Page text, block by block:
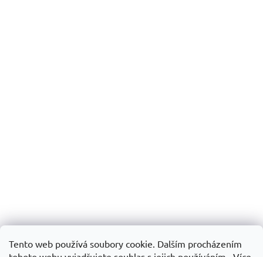
Tento web používá soubory cookie. Dalším procházením